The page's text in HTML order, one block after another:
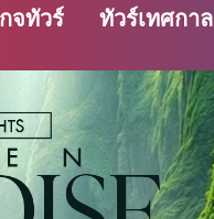
จทัวร์ ทัวร์เทศกาล